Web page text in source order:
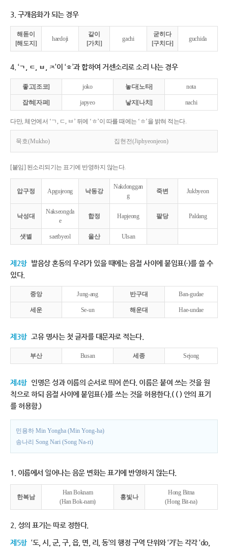
3. 구개음화가 되는 경우
해돋이
[해도지]
haedoji
같이
[가치]
gachi
굳히다
[구치다]
guchida
4. ‘ㄱ, ㄷ, ㅂ, ㅈ’이 ‘ㅎ’과 합하여 거센소리로 소리 나는 경우
좋고[조코] joko 놓다[노타] nota
잡혀[자펴] japyeo 낳지[나치] nachi
다만, 체언에서 ‘ㄱ, ㄷ, ㅂ’ 뒤에 ‘ㅎ’이 따를 때에는 ‘ㅎ’을 밝혀 적는다.
묵호(Mukho) 집현전(Jiphyeonjeon)
[붙임] 된소리되기는 표기에 반영하지 않는다.
압구정 Apgujeong 낙동강
Nakdonggan
g
죽변 Jukbyeon
낙성대
Nakseongda
e
합정 Hapjeong 팔당 Paldang
샛별 saetbyeol 울산 Ulsan
제2항 발음상 혼동의 우려가 있을 때에는 음절 사이에 붙임표(-)를 쓸 수
있다.
중앙 Jung-ang 반구대 Ban-gudae
세운 Se-un 해운대 Hae-undae
제3항 고유 명사는 첫 글자를 대문자로 적는다.
부산 Busan 세종 Sejong
제4항 인명은 성과 이름의 순서로 띄어 쓴다. 이름은 붙여 쓰는 것을 원
칙으로 하되 음절 사이에 붙임표(-)를 쓰는 것을 허용한다.( ( ) 안의 표기
를 허용함.)
민용하 Min Yongha (Min Yong-ha)
송나리 Song Nari (Song Na-ri)
1. 이름에서 일어나는 음운 변화는 표기에 반영하지 않는다.
한복남
Han Boknam
(Han Bok-nam)
홍빛나
Hong Bitna
(Hong Bit-na)
2. 성의 표기는 따로 정한다.
제5항 ‘도, 시, 군, 구, 읍, 면, 리, 동’의 행정 구역 단위와 ‘가’는 각각 ‘do,